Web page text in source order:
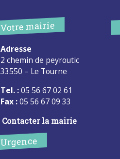
Votre mairie
Adresse
2 chemin de peyroutic
33550 – Le Tourne
Tel. :05 56 67 02 61
Fax :05 56 67 09 33
Contacter la mairie
Urgence